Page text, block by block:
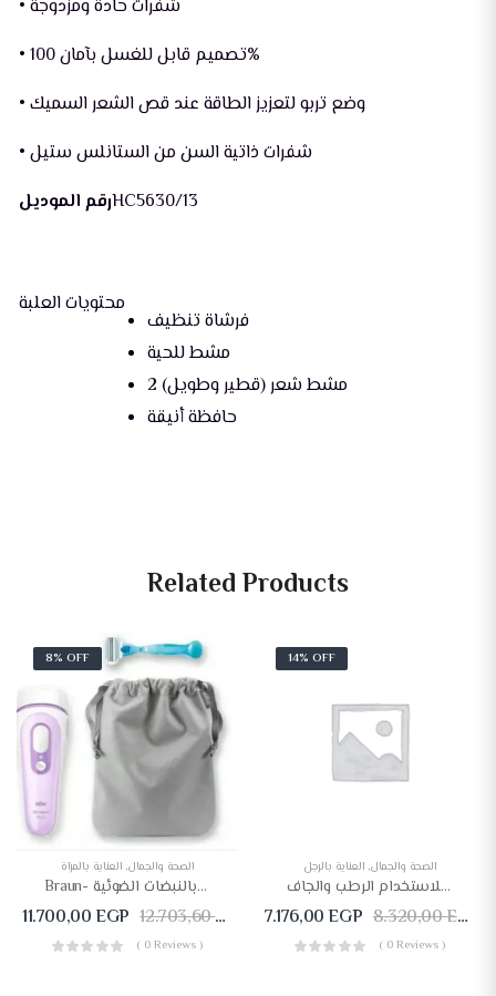
• شفرات حادة ومزدوجة
• تصميم قابل للغسل بآمان 100%
• وضع تربو لتعزيز الطاقة عند قص الشعر السميك
• شفرات ذاتية السن من الستانلس ستيل
رقم الموديلHC5630/13
محتويات العلبة
فرشاة تنظيف
مشط للحية
2 مشط شعر (قطير وطويل)
حافظة أنيقة
Related Products
8% OFF
الصحة والجمال,العناية بالمرآة
Braun- جهاز سيلك اكسبرت برو 3 لإزالة الشعر بالنبضات الضوئية – PL3011
11.700,00EGP 12.703,60EGP
( 0 Reviews )
14% OFF
الصحة والجمال,العناية بالرجل
فيليبس ماكينة حلاقة كهربائية رجالية للاستخدام الرطب والجاف S5588
7.176,00EGP 8.320,00EGP
( 0 Reviews )